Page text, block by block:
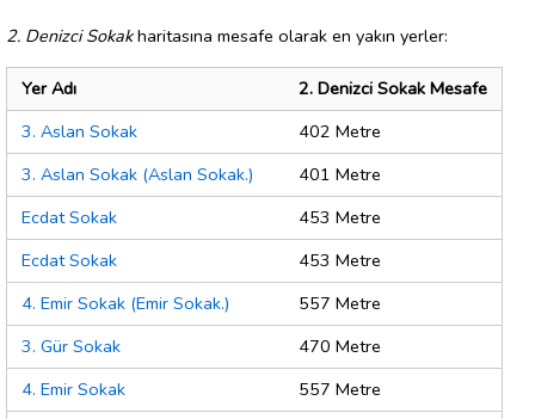
2. Denizci Sokakharitasına mesafe olarak en yakın yerler:
Yer Adı
2. Denizci Sokak Mesafe
3. Aslan Sokak
402 Metre
3. Aslan Sokak (Aslan Sokak.)
401 Metre
Ecdat Sokak
453 Metre
Ecdat Sokak
453 Metre
4. Emir Sokak (Emir Sokak.)
557 Metre
3. Gür Sokak
470 Metre
4. Emir Sokak
557 Metre